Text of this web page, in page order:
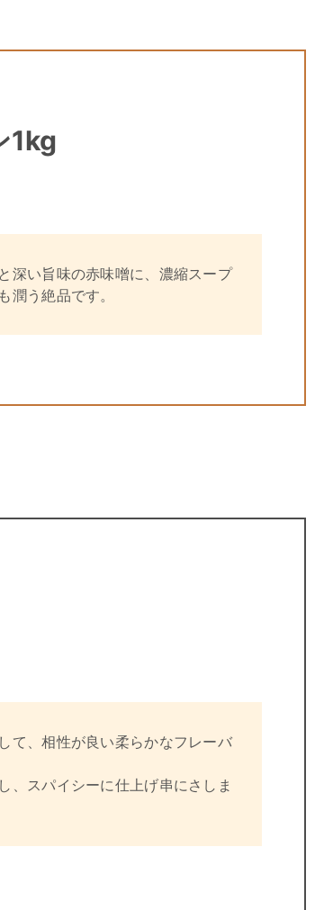
1kg
深い旨味の赤味噌に、濃縮スープ
潤う絶品です。
て、相性が良い柔らかなフレーバ
、スパイシーに仕上げ串にさしま